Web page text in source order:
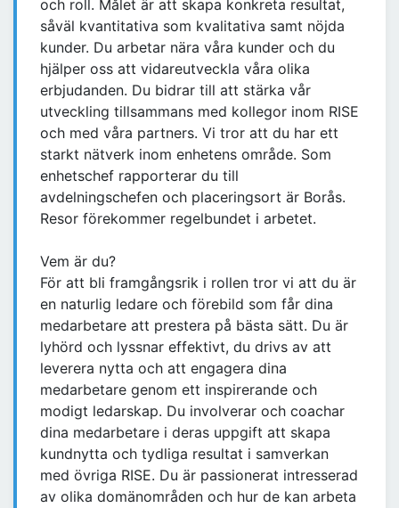
och roll. Målet är att skapa konkreta resultat,
såväl kvantitativa som kvalitativa samt nöjda
kunder. Du arbetar nära våra kunder och du
hjälper oss att vidareutveckla våra olika
erbjudanden. Du bidrar till att stärka vår
utveckling tillsammans med kollegor inom RISE
och med våra partners. Vi tror att du har ett
starkt nätverk inom enhetens område. Som
enhetschef rapporterar du till
avdelningschefen och placeringsort är Borås.
Resor förekommer regelbundet i arbetet.
Vem är du?
För att bli framgångsrik i rollen tror vi att du är
en naturlig ledare och förebild som får dina
medarbetare att prestera på bästa sätt. Du är
lyhörd och lyssnar effektivt, du drivs av att
leverera nytta och att engagera dina
medarbetare genom ett inspirerande och
modigt ledarskap. Du involverar och coachar
dina medarbetare i deras uppgift att skapa
kundnytta och tydliga resultat i samverkan
med övriga RISE. Du är passionerat intresserad
av olika domänområden och hur de kan arbeta